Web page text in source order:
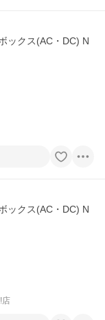
ックス(AC・DC) N
ックス(AC・DC) N
店